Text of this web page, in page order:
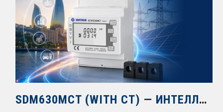
SDM630MCT (WITH CT) — ИНТЕЛЛЕКТУАЛЬНЫЙ КОНТРОЛЬ ЭНЕРГОПОТРЕБЛЕНИЯ НОВОГО УРОВНЯ